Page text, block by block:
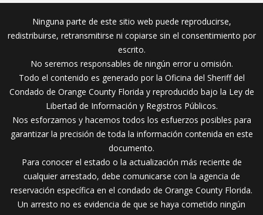
Ninguna parte de este sitio web puede reproducirse,
redistribuirse, retransmitirse ni copiarse sin el consentimiento por
escrito.
No seremos responsables de ningún error u omisión.
Todo el contenido es generado por la Oficina del Sheriff del
Condado de Orange County Florida y reproducido bajo la Ley de
Libertad de Información y Registros Públicos.
Nos esforzamos y hacemos todos los esfuerzos posibles para
garantizar la precisión de toda la información contenida en este
documento.
Para conocer el estado o la actualización más reciente de
cualquier arrestado, debe comunicarse con la agencia de
reservación específica en el condado de Orange County Florida.
Un arresto no es evidencia de que se haya cometido ningún